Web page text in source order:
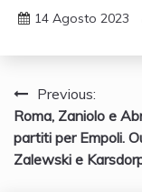
14 Agosto 2023
Navigazione
articoli
Previous:
Roma, Zaniolo e
partiti per Empoli.
Zalewski e